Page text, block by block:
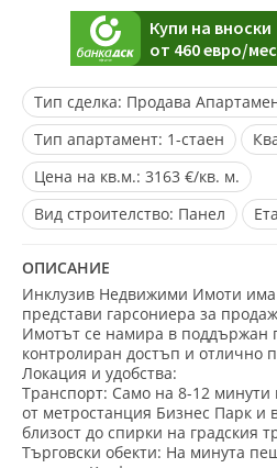
Тип сделка: Продава
Тип апартамент: 1-стаен
Цена на кв.м.: 3163 €/кв. м.
Вид строителство: Панел
ОПИСАНИЕ
Инклузив Недвижими Имоти има
представи гарсониера за
Имотът се намира в поддържан
контролиран достъп и отлично
Локация и удобства:
Транспорт: Само на 8-12 минути
от метростанция Бизнес Парк и
близост до спирки на градския
Търговски обекти: На минута